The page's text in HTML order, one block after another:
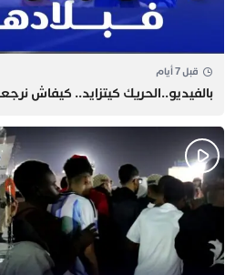
قبل 7 أيام
بالفيديو..الحريك كيتزايد.. كيفاش